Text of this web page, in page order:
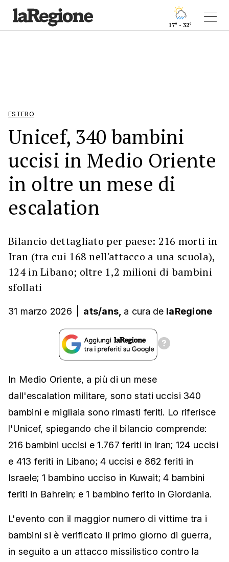
17° - 32°
ESTERO
Unicef, 340 bambini
uccisi in Medio Oriente
in oltre un mese di
escalation
Bilancio dettagliato per paese: 216 morti in
Iran (tra cui 168 nell'attacco a una scuola),
124 in Libano; oltre 1,2 milioni di bambini
sfollati
31 marzo 2026 ats/ans, a cura de laRegione
In Medio Oriente, a più di un mese
dall'escalation militare, sono stati uccisi 340
bambini e migliaia sono rimasti feriti. Lo riferisce
l'Unicef, spiegando che il bilancio comprende:
216 bambini uccisi e 1.767 feriti in Iran; 124 uccisi
e 413 feriti in Libano; 4 uccisi e 862 feriti in
Israele; 1 bambino ucciso in Kuwait; 4 bambini
feriti in Bahrein; e 1 bambino ferito in Giordania.
L'evento con il maggior numero di vittime tra i
bambini si è verificato il primo giorno di guerra,
in seguito a un attacco missilistico contro la